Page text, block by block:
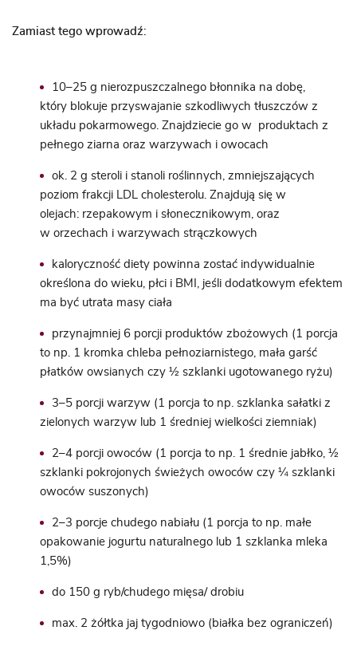
Zamiast tego wprowadź:
10–25 g nierozpuszczalnego błonnika na dobę,
który blokuje przyswajanie szkodliwych tłuszczów z
układu pokarmowego. Znajdziecie go w produktach z
pełnego ziarna oraz warzywach i owocach
ok. 2 g steroli i stanoli roślinnych, zmniejszających
poziom frakcji LDL cholesterolu. Znajdują się w
olejach: rzepakowym i słonecznikowym, oraz
w orzechach i warzywach strączkowych
kaloryczność diety powinna zostać indywidualnie
określona do wieku, płci i BMI, jeśli dodatkowym efektem
ma być utrata masy ciała
przynajmniej 6 porcji produktów zbożowych (1 porcja
to np. 1 kromka chleba pełnoziarnistego, mała garść
płatków owsianych czy ½ szklanki ugotowanego ryżu)
3–5 porcji warzyw (1 porcja to np. szklanka sałatki z
zielonych warzyw lub 1 średniej wielkości ziemniak)
2–4 porcji owoców (1 porcja to np. 1 średnie jabłko, ½
szklanki pokrojonych świeżych owoców czy ¼ szklanki
owoców suszonych)
2–3 porcje chudego nabiału (1 porcja to np. małe
opakowanie jogurtu naturalnego lub 1 szklanka mleka
1,5%)
do 150 g ryb/chudego mięsa/ drobiu
max. 2 żółtka jaj tygodniowo (białka bez ograniczeń)